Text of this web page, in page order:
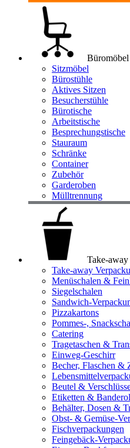
Sitzmöbel
Bürostühle
Aktives Sitzen
Besucherstühle
Bürotische
Arbeitstische
Besprechungstische
Stauraum
Schränke
Container
Zubehör
Garderoben
Mülltrennung
Take-
Take-away
Menüschalen &
Siegelschalen
Sandwich-
Pizzakartons
Pommes-,
Catering
Tragetaschen &
Einweg-Geschirr
Becher, Flaschen &
Beutel &
Etiketten &
Behälter, Dosen &
Obst- & Gemüse-
Fischverpackungen
Feingebäck-